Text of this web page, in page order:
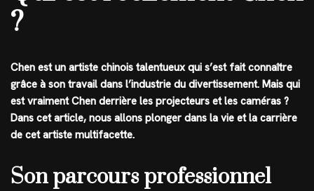
?
Chen est un artiste chinois talentueux qui s’est fait connaître
grâce à son travail dans l’industrie du divertissement. Mais qui
est vraiment Chen derrière les projecteurs et les caméras ?
Dans cet article, nous allons plonger dans la vie et la carrière
de cet artiste multifacette.
Son parcours professionnel